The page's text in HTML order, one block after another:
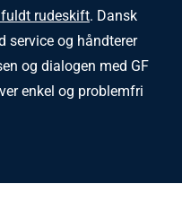
rudeskift. Dansk
service og håndterer
og dialogen med GF
enkel og problemfri